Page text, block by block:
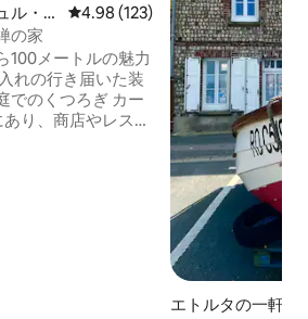
ル・メ
レビュー123件、5つ星中4.98つ
4.98 (123)
の家
100メートルの魅力
れの行き届いた装
でのくつろぎ カー
り、商店やレスト
エトルタの一軒家